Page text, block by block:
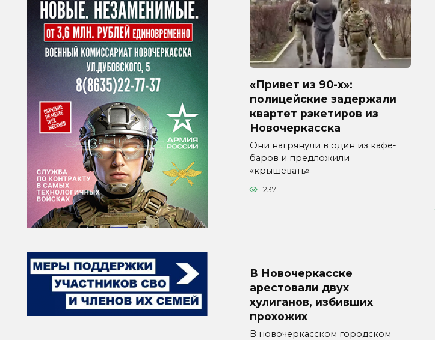
«Привет из 90-х»:
полицейские задержали
квартет рэкетиров из
Новочеркасска
Они нагрянули в один из кафе-
баров и предложили
«крышевать»
237
В Новочеркасске
арестовали двух
хулиганов, избивших
прохожих
В новочеркасском городском